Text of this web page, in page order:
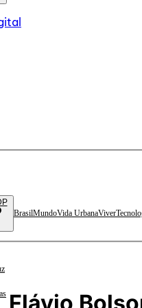
BrasilMundoVida UrbanaViver